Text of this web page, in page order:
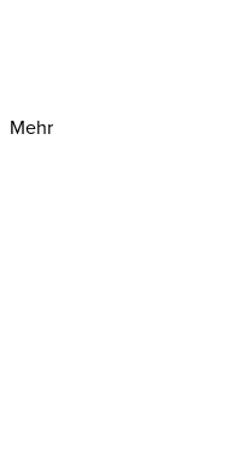
Mehr